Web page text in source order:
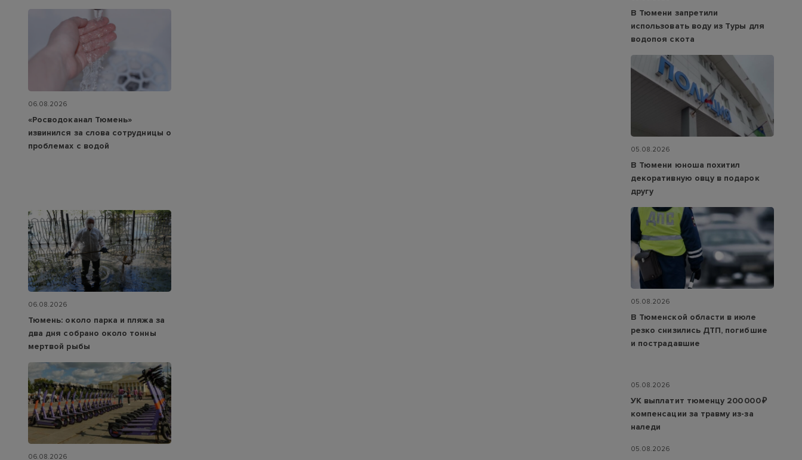
06.08.2026
«Росводоканал Тюмень»
извинился за слова сотрудницы о
проблемах с водой
06.08.2026
Тюмень: около парка и пляжа за
два дня собрано около тонны
мертвой рыбы
06.08.2026
В Тюмени запретили
использовать воду из Туры для
водопоя скота
05.08.2026
В Тюмени юноша похитил
декоративную овцу в подарок
другу
05.08.2026
В Тюменской области в июле
резко снизились ДТП, погибшие
и пострадавшие
05.08.2026
УК выплатит тюменцу 200 000 ₽
компенсации за травму из-за
наледи
05.08.2026